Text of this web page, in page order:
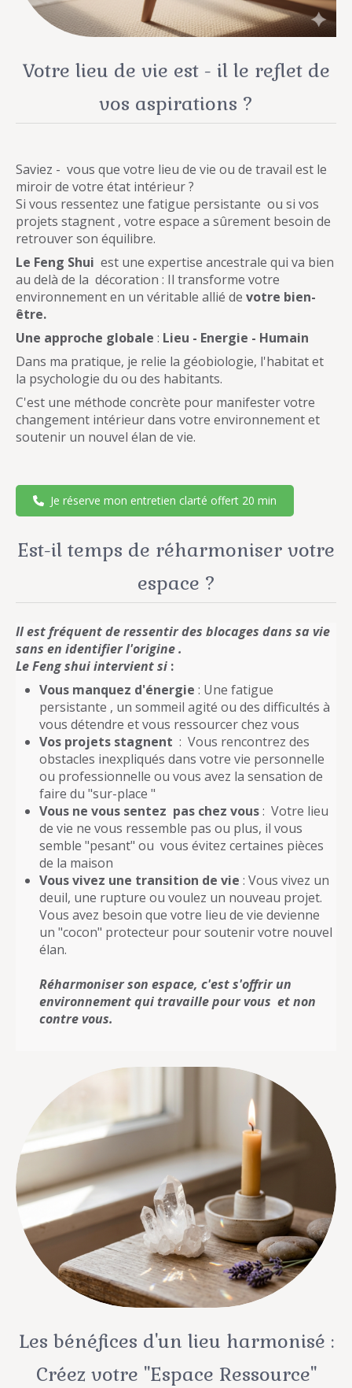
Votre lieu de vie est - il le reflet de
vos aspirations ?
Saviez - vous que votre lieu de vie ou de travail est le
miroir de votre état intérieur ?
Si vous ressentez une fatigue persistante ou si vos
projets stagnent , votre espace a sûrement besoin de
retrouver son équilibre.
Le Feng Shui est une expertise ancestrale qui va bien
au delà de la décoration : Il transforme votre
environnement en un véritable allié de votre bien-
être.
Une approche globale : Lieu - Energie - Humain
Dans ma pratique, je relie la géobiologie, l'habitat et
la psychologie du ou des habitants.
C'est une méthode concrète pour manifester votre
changement intérieur dans votre environnement et
soutenir un nouvel élan de vie.
Je réserve mon entretien clarté offert 20 min
Est-il temps de réharmoniser votre
espace ?
Il est fréquent de ressentir des blocages dans sa vie
sans en identifier l'origine .
Le Feng shui intervient si :
Vous manquez d'énergie : Une fatigue
persistante , un sommeil agité ou des difficultés à
vous détendre et vous ressourcer chez vous
Vos projets stagnent : Vous rencontrez des
obstacles inexpliqués dans votre vie personnelle
ou professionnelle ou vous avez la sensation de
faire du "sur-place "
Vous ne vous sentez pas chez vous: Votre lieu
de vie ne vous ressemble pas ou plus, il vous
semble "pesant" ou vous évitez certaines pièces
de la maison
Vous vivez une transition de vie : Vous vivez un
deuil, une rupture ou voulez un nouveau projet.
Vous avez besoin que votre lieu de vie devienne
un "cocon" protecteur pour soutenir votre nouvel
élan.
Réharmoniser son espace, c'est s'offrir un
environnement qui travaille pour vous et non
contre vous.
Les bénéfices d'un lieu harmonisé :
Créez votre "Espace Ressource"